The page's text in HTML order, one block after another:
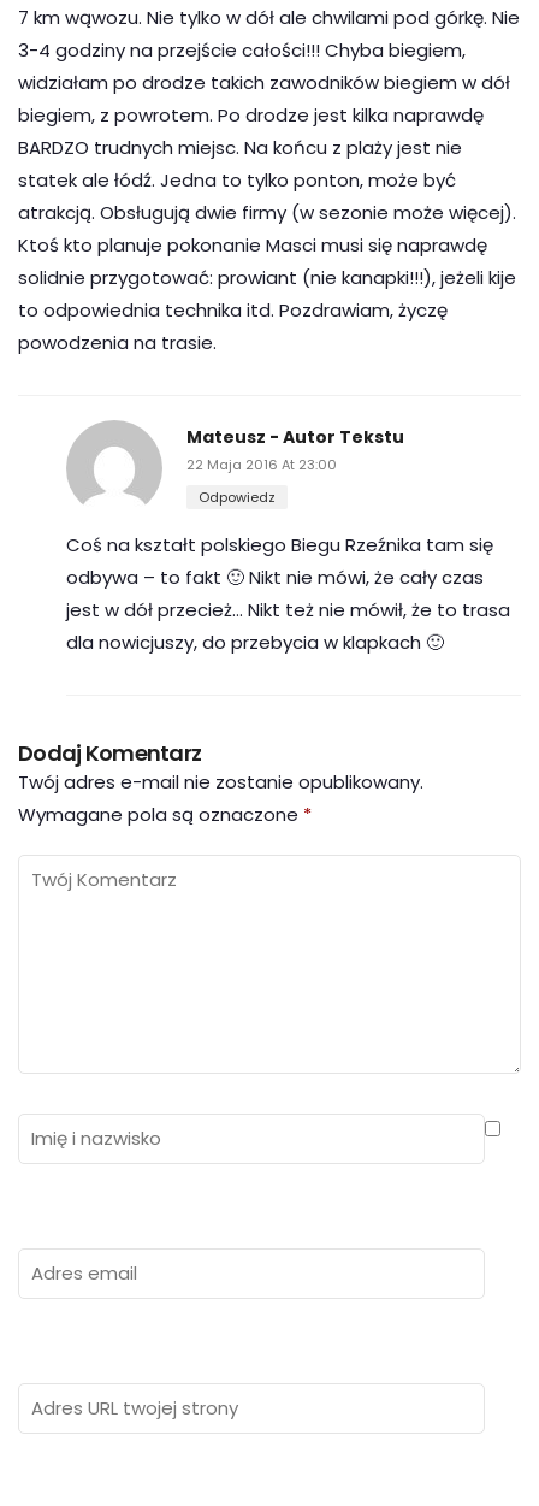
7 km wąwozu. Nie tylko w dół ale chwilami pod górkę. Nie
3-4 godziny na przejście całości!!! Chyba biegiem,
widziałam po drodze takich zawodników biegiem w dół
biegiem, z powrotem. Po drodze jest kilka naprawdę
BARDZO trudnych miejsc. Na końcu z plaży jest nie
statek ale łódź. Jedna to tylko ponton, może być
atrakcją. Obsługują dwie firmy (w sezonie może więcej).
Ktoś kto planuje pokonanie Masci musi się naprawdę
solidnie przygotować: prowiant (nie kanapki!!!), jeżeli kije
to odpowiednia technika itd. Pozdrawiam, życzę
powodzenia na trasie.
Mateusz - Autor Tekstu
22 Maja 2016 At 23:00
Odpowiedz
Coś na kształt polskiego Biegu Rzeźnika tam się
odbywa – to fakt 🙂 Nikt nie mówi, że cały czas
jest w dół przecież… Nikt też nie mówił, że to trasa
dla nowicjuszy, do przebycia w klapkach 🙂
Dodaj Komentarz
Twój adres e-mail nie zostanie opublikowany.
Wymagane pola są oznaczone *